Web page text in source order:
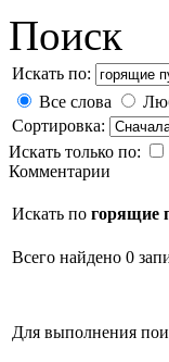
Поиск
Искать по:
Все слова
Сортировка:
Искать только по:
Комментарии
Искать по горящие
Всего найдено 0
Для выполнения